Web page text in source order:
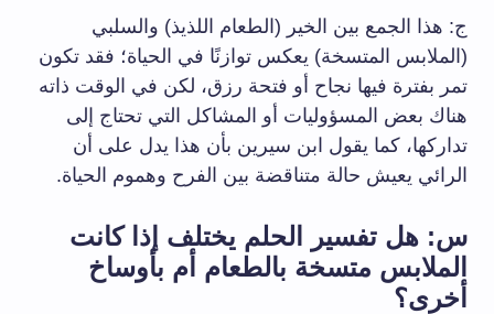
ج: هذا الجمع بين الخير (الطعام اللذيذ) والسلبي
(الملابس المتسخة) يعكس توازنًا في الحياة؛ فقد تكون
تمر بفترة فيها نجاح أو فتحة رزق، لكن في الوقت ذاته
هناك بعض المسؤوليات أو المشاكل التي تحتاج إلى
تداركها، كما يقول ابن سيرين بأن هذا يدل على أن
الرائي يعيش حالة متناقضة بين الفرح وهموم الحياة.
س: هل تفسير الحلم يختلف إذا كانت
الملابس متسخة بالطعام أم بأوساخ
أخرى؟